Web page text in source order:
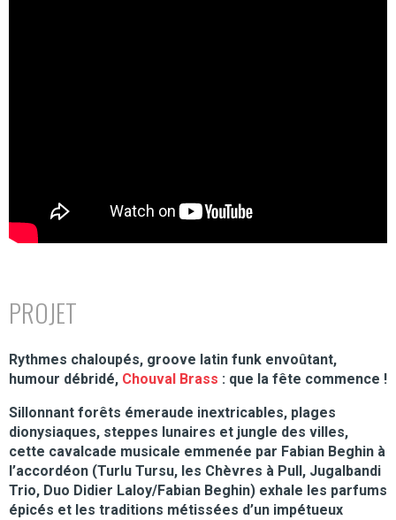
PROJET
Rythmes chaloupés, groove latin funk envoûtant,
humour débridé, Chouval Brass : que la fête commence !
Sillonnant forêts émeraude inextricables, plages
dionysiaques, steppes lunaires et jungle des villes,
cette cavalcade musicale emmenée par Fabian Beghin à
l’accordéon (Turlu Tursu, les Chèvres à Pull, Jugalbandi
Trio, Duo Didier Laloy/Fabian Beghin) exhale les parfums
épicés et les traditions métissées d’un impétueux